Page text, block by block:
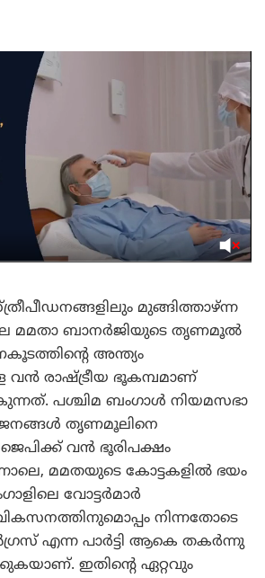
മുങ്ങിത്താഴ്ന്ന
മമതാ ബാനർജിയുടെ തൃണമൂൽ
അന്ത്യം
രാഷ്ട്രീയ ഭൂകമ്പമാണ്
പശ്ചിമ ബംഗാൾ നിയമസഭാ
ജനങ്ങൾ തൃണമൂലിനെ
വൻ ഭൂരിപക്ഷം
മമതയുടെ കോട്ടകളിൽ ഭയം
വോട്ടർമാർ
നിന്നതോടെ
എന്ന പാർട്ടി ആകെ തകർന്നു
ഇതിന്റെ ഏറ്റവും